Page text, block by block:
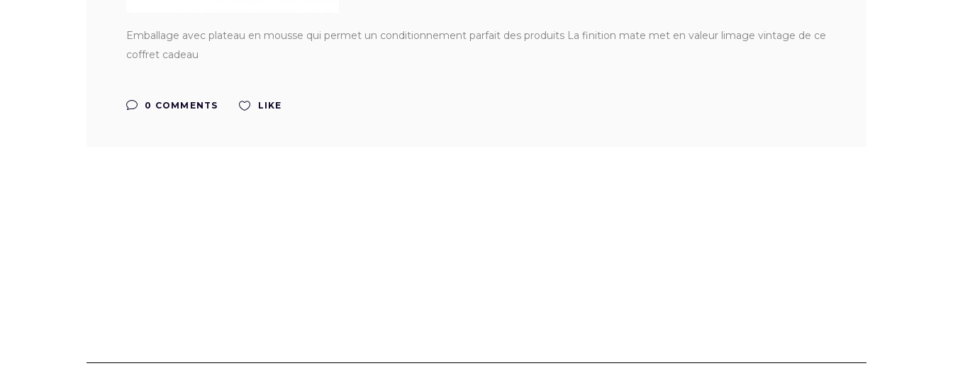
Emballage avec plateau en mousse qui permet un conditionnement parfait des produits La finition mate met en valeur limage vintage de ce
coffret cadeau
0 COMMENTS LIKE